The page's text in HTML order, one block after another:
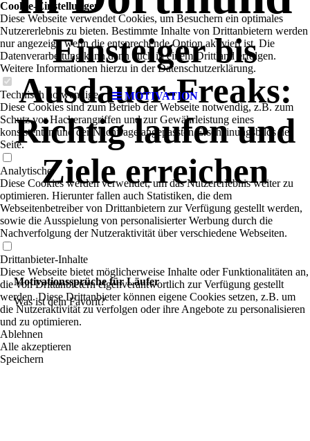
MOTIVATION
Einsteiger bis
Ausdauer-Freaks:
Richtig laufen und
Ziele erreichen
Motivationssprüche für Läufer
Was ist dein Favorit?
Cookie-Einstellungen
Diese Webseite verwendet Cookies, um Besuchern ein optimales
Nutzererlebnis zu bieten. Bestimmte Inhalte von Drittanbietern werden
nur angezeigt, wenn die entsprechende Option aktiviert ist. Die
Datenverarbeitung kann dann auch in einem Drittland erfolgen.
Weitere Informationen hierzu in der Datenschutzerklärung.
Technisch notwendige
Diese Cookies sind zum Betrieb der Webseite notwendig, z.B. zum
Schutz vor Hackerangriffen und zur Gewährleistung eines
konsistenten und der Nachfrage angepassten Erscheinungsbilds der
Seite.
Analytische
Diese Cookies werden verwendet, um das Nutzererlebnis weiter zu
optimieren. Hierunter fallen auch Statistiken, die dem
Webseitenbetreiber von Drittanbietern zur Verfügung gestellt werden,
sowie die Ausspielung von personalisierter Werbung durch die
Nachverfolgung der Nutzeraktivität über verschiedene Webseiten.
Drittanbieter-Inhalte
Diese Webseite bietet möglicherweise Inhalte oder Funktionalitäten an,
die von Drittanbietern eigenverantwortlich zur Verfügung gestellt
werden. Diese Drittanbieter können eigene Cookies setzen, z.B. um
die Nutzeraktivität zu verfolgen oder ihre Angebote zu personalisieren
und zu optimieren.
Ablehnen
Alle akzeptieren
Speichern